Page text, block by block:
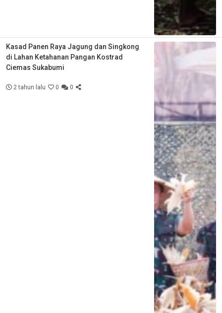
Kasad Panen Raya Jagung dan Singkong
di Lahan Ketahanan Pangan Kostrad
Ciemas Sukabumi
2 tahun lalu 0 0